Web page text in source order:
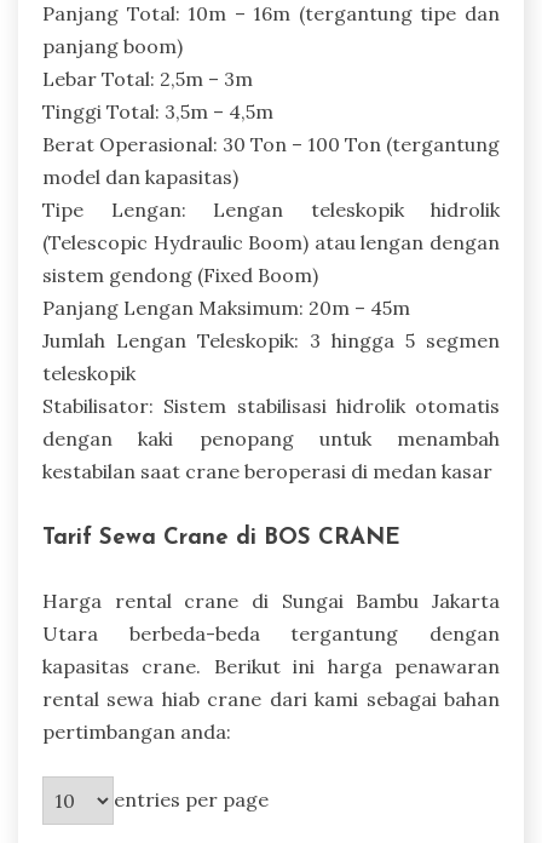
Panjang Total: 10m – 16m (tergantung tipe dan
panjang boom)
Lebar Total: 2,5m – 3m
Tinggi Total: 3,5m – 4,5m
Berat Operasional: 30 Ton – 100 Ton (tergantung
model dan kapasitas)
Tipe Lengan: Lengan teleskopik hidrolik
(Telescopic Hydraulic Boom) atau lengan dengan
sistem gendong (Fixed Boom)
Panjang Lengan Maksimum: 20m – 45m
Jumlah Lengan Teleskopik: 3 hingga 5 segmen
teleskopik
Stabilisator: Sistem stabilisasi hidrolik otomatis
dengan kaki penopang untuk menambah
kestabilan saat crane beroperasi di medan kasar
Tarif Sewa Crane di BOS CRANE
Harga rental crane di Sungai Bambu Jakarta
Utara berbeda-beda tergantung dengan
kapasitas crane. Berikut ini harga penawaran
rental sewa hiab crane dari kami sebagai bahan
pertimbangan anda:
entries per page